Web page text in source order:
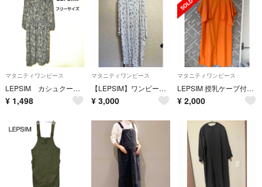
マタニティワンピース
LEPSIM カシュクール 長袖 ワンピース マタニティ F 総柄 シフォン 黒
¥ 1,498
マタニティワンピース
【LEPSIM】ワンピース（マタニティ）
¥ 3,000
マタニティワンピース
LEPSIM 授乳ケープ付き ワンピース
¥ 2,000